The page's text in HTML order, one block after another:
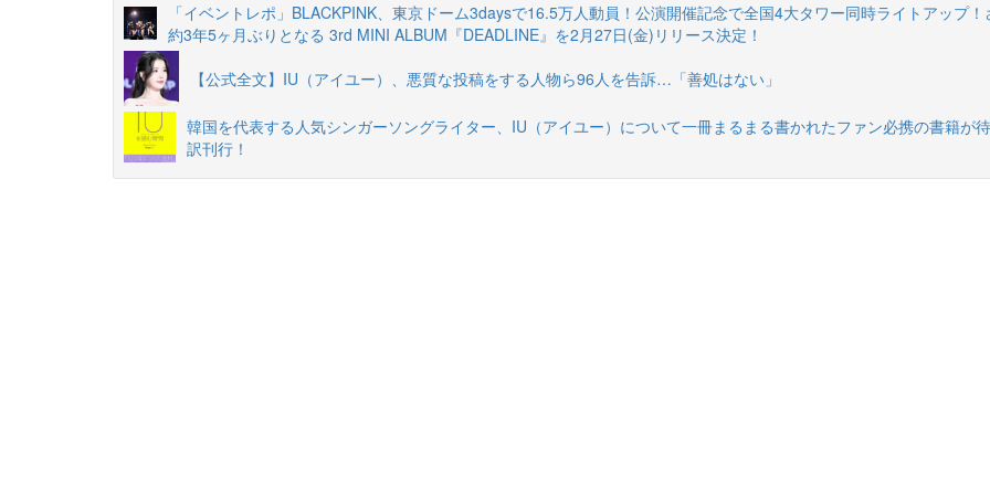
「イベントレポ」BLACKPINK、東京ドーム3daysで16.5万人動員！公演開催記念で全国4大タワー同時ライトアップ！
約3年5ヶ月ぶりとなる 3rd MINI ALBUM『DEADLINE』を2月27日(金)リリース決定！
【公式全文】IU（アイユー）、悪質な投稿をする人物ら96人を告訴…「善処はない」
韓国を代表する人気シンガーソングライター、IU（アイユー）について一冊まるまる書かれたファン必携の書籍が
訳刊行！